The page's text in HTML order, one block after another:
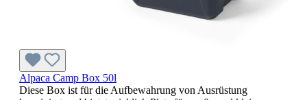
Alpaca Camp Box 50l
Diese Box ist für die Aufbewahrung von Ausrüstung